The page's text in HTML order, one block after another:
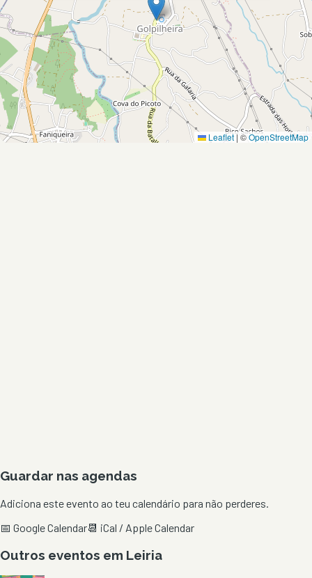
Leaflet |©OpenStreetMap
Guardar nas agendas
Adiciona este evento ao teu calendário para não perderes.
📅 Google Calendar📆 iCal / Apple Calendar
Outros eventos em Leiria